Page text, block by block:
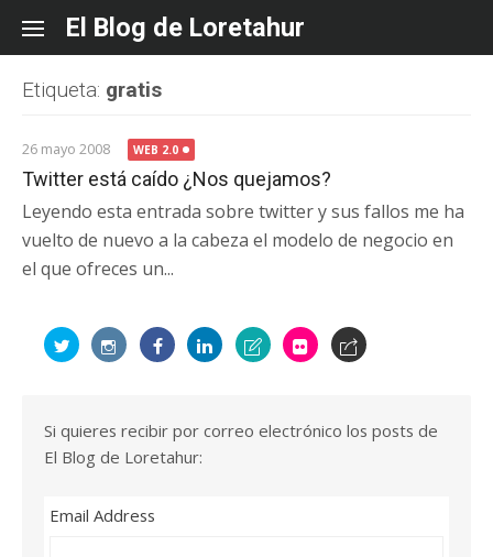
content
El Blog de Loretahur
Etiqueta: gratis
26 mayo 2008 WEB 2.0
Twitter está caído ¿Nos quejamos?
Leyendo esta entrada sobre twitter y sus fallos me ha
vuelto de nuevo a la cabeza el modelo de negocio en
el que ofreces un...
Si quieres recibir por correo electrónico los posts de
El Blog de Loretahur:
Email Address